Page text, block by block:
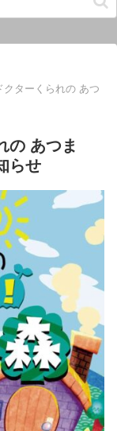
クターくられの あつ
の あつま
らせ